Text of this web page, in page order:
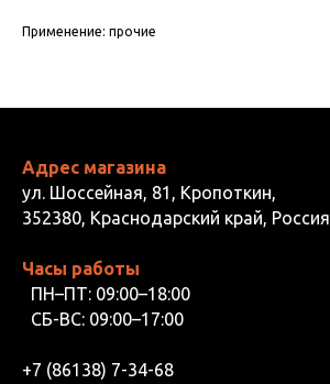
Применение: прочие
Адрес магазина
ул. Шоссейная, 81, Кропоткин,
352380, Краснодарский край, Россия
Часы работы
ПН–ПТ: 09:00–18:00
СБ-ВС: 09:00–17:00
+7 (86138) 7-34-68